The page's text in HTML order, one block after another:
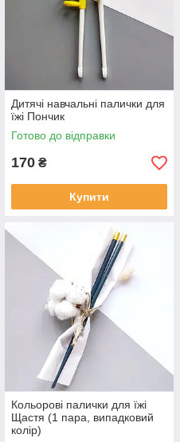
Дитячі навчальні палички для
їжі Пончик
Готово до відправки
170 ₴
Купити
Кольорові палички для їжі
Щастя (1 пара, випадковий
колір)